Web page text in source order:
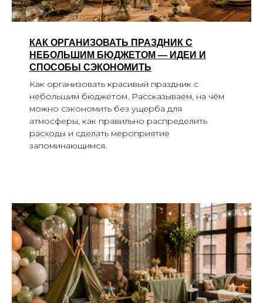
КАК ОРГАНИЗОВАТЬ ПРАЗДНИК С
НЕБОЛЬШИМ БЮДЖЕТОМ — ИДЕИ И
СПОСОБЫ СЭКОНОМИТЬ
Как организовать красивый праздник с
небольшим бюджетом. Рассказываем, на чём
можно сэкономить без ущерба для
атмосферы, как правильно распределить
расходы и сделать мероприятие
запоминающимся.